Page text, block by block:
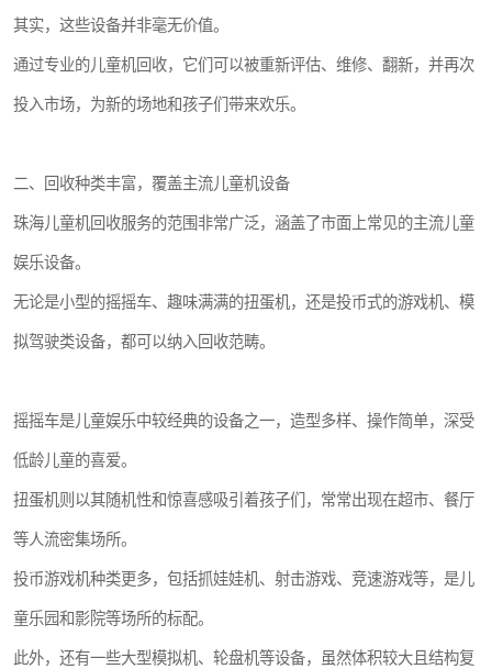
其实，这些设备并非毫无价值。
通过专业的儿童机回收，它们可以被重新评估、维修、翻新，并再次
投入市场，为新的场地和孩子们带来欢乐。
二、回收种类丰富，覆盖主流儿童机设备
珠海儿童机回收服务的范围非常广泛，涵盖了市面上常见的主流儿童
娱乐设备。
无论是小型的摇摇车、趣味满满的扭蛋机，还是投币式的游戏机、模
拟驾驶类设备，都可以纳入回收范畴。
摇摇车是儿童娱乐中较经典的设备之一，造型多样、操作简单，深受
低龄儿童的喜爱。
扭蛋机则以其随机性和惊喜感吸引着孩子们，常常出现在超市、餐厅
等人流密集场所。
投币游戏机种类更多，包括抓娃娃机、射击游戏、竞速游戏等，是儿
童乐园和影院等场所的标配。
此外，还有一些大型模拟机、轮盘机等设备，虽然体积较大且结构复